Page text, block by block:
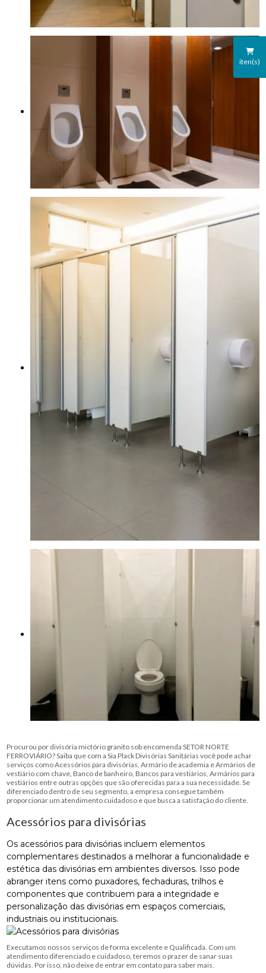
iten(s)
Procurou por divisória mictório granito sob encomenda SETOR NORTE
FERROVIÁRIO? Saiba que com a Sia Plack Divisórias Sanitárias você pode achar
serviços como Acessórios para divisórias, Armário de academia e Armários de
vestiário com chave, Banco de banheiro, Bancos para vestiários, Armários para
vestiários entre outras opções que são oferecidas para a sua necessidade. Se
diferenciado dentro de seu segmento, a empresa consegue também
proporcionar um atendimento cuidadoso e que busca a satisfação do cliente.
Acessórios para divisórias
Os acessórios para divisórias incluem elementos
complementares destinados a melhorar a funcionalidade e
estética das divisórias em ambientes diversos. Isso pode
abranger itens como puxadores, fechaduras, trilhos e
componentes que contribuem para a integridade e
personalização das divisórias em espaços comerciais,
industriais ou institucionais.
Executamos nossos serviços de forma excelente e Qualificada. Com um
atendimento diferenciado e cuidadoso, teremos o prazer de sanar suas
dúvidas. Por isso, não deixe de entrar em contato para saber mais.